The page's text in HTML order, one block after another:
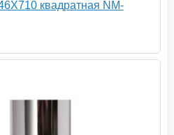
квадратная NM-